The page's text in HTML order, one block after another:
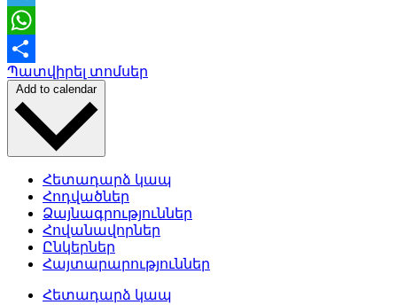
Telegram
WhatsApp
Share
Պատվիրել տոմսեր
Add to calendar
Հետադարձ կապ
Հոդվածներ
Ձայնագրություններ
Հովանավորներ
Ընկերներ
Հայտարարություններ
Հետադարձ կապ